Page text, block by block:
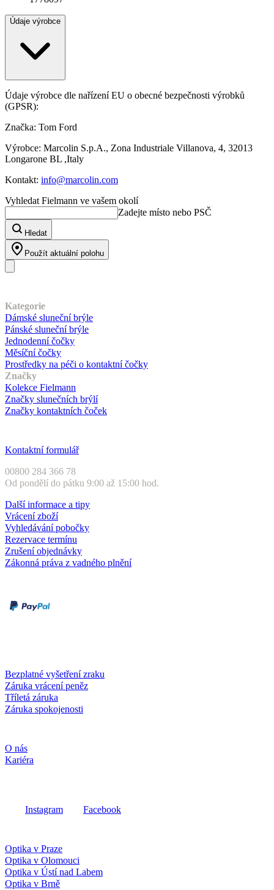
Údaje výrobce
Údaje výrobce dle nařízení EU o obecné bezpečnosti výrobků
(GPSR):
Značka: Tom Ford
Výrobce: Marcolin S.p.A., Zona Industriale Villanova, 4, 32013
Longarone BL ,Italy
Kontakt: info@marcolin.com
Vyhledat Fielmann ve vašem okolí
Zadejte místo nebo PSČ
Hledat
Použít aktuální polohu
Kategorie
Dámské sluneční brýle
Pánské sluneční brýle
Jednodenní čočky
Měsíční čočky
Prostředky na péči o kontaktní čočky
Značky
Kolekce Fielmann
Značky slunečních brýlí
Značky kontaktních čoček
Kontaktní formulář
00800 284 366 78
Od pondělí do pátku 9:00 až 15:00 hod.
Další informace a tipy
Vrácení zboží
Vyhledávání pobočky
Rezervace termínu
Zrušení objednávky
Zákonná práva z vadného plnění
Bezplatné vyšetření zraku
Záruka vrácení peněz
Tříletá záruka
Záruka spokojenosti
O nás
Kariéra
Instagram Facebook
Optika v Praze
Optika v Olomouci
Optika v Ústí nad Labem
Optika v Brně